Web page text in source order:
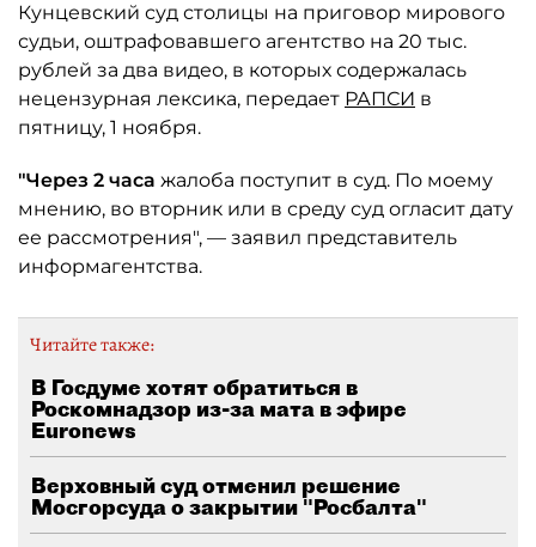
Кунцевский суд столицы на приговор мирового
судьи, оштрафовавшего агентство на 20 тыс.
рублей за два видео, в которых содержалась
нецензурная лексика, передает РАПСИ в
пятницу, 1 ноября.
"Через 2 часа жалоба поступит в суд. По моему
мнению, во вторник или в среду суд огласит дату
ее рассмотрения", — заявил представитель
информагентства.
Читайте также:
В Госдуме хотят обратиться в
Роскомнадзор из-за мата в эфире
Euronews
Верховный суд отменил решение
Мосгорсуда о закрытии "Росбалта"